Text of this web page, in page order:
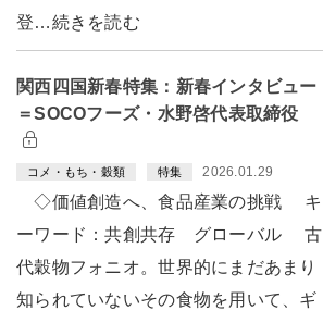
登…続きを読む
関西四国新春特集：新春インタビュー
＝SOCOフーズ・水野啓代表取締役
コメ・もち・穀類 特集 2026.01.29
◇価値創造へ、食品産業の挑戦 キ
ーワード：共創共存 グローバル 古
代穀物フォニオ。世界的にまだあまり
知られていないその食物を用いて、ギ